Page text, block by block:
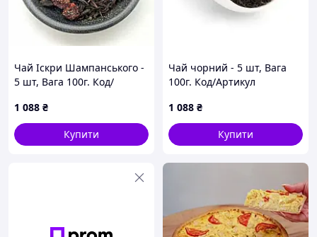
Чай Іскри Шампанського -
5 шт, Вага 100г. Код/
1 088 ₴
Купити
Чай чорний - 5 шт, Вага
100г. Код/Артикул
1 088 ₴
Купити